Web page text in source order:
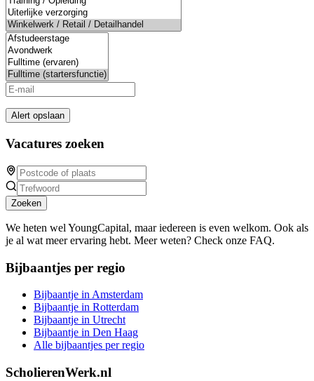
Alert opslaan
Vacatures zoeken
Zoeken
We heten wel YoungCapital, maar iedereen is even welkom. Ook als
je al wat meer ervaring hebt. Meer weten? Check onze FAQ.
Bijbaantjes per regio
Bijbaantje in Amsterdam
Bijbaantje in Rotterdam
Bijbaantje in Utrecht
Bijbaantje in Den Haag
Alle bijbaantjes per regio
ScholierenWerk.nl